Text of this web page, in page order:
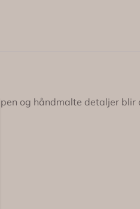
og håndmalte detaljer blir